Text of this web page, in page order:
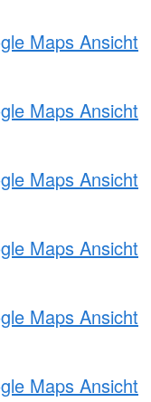
Maps Ansicht
Maps Ansicht
Maps Ansicht
Maps Ansicht
Maps Ansicht
Maps Ansicht